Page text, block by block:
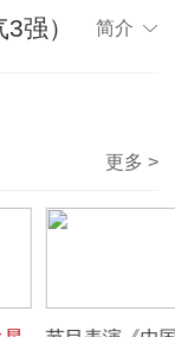
强） 简介
更多 >